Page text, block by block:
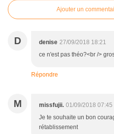
Ajouter un
D denise 27/09/2018 18:21
ce n'est pas théo?<br />
Répondre
M missfujii. 01/09/2018 07:45
Je te souhaite un bon
rétablissement